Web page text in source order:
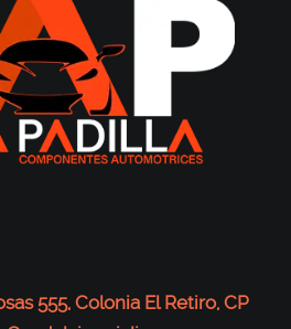
555, Colonia El Retiro, CP